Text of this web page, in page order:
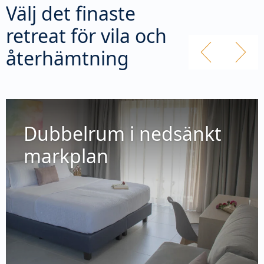
Välj det finaste
retreat för vila och
återhämtning
Dubbelrum i nedsänkt
markplan